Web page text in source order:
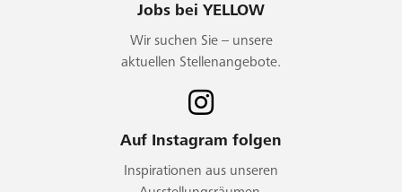
Jobs bei YELLOW
Wir suchen Sie – unsere
aktuellen Stellenangebote.
Auf Instagram folgen
Inspirationen aus unseren